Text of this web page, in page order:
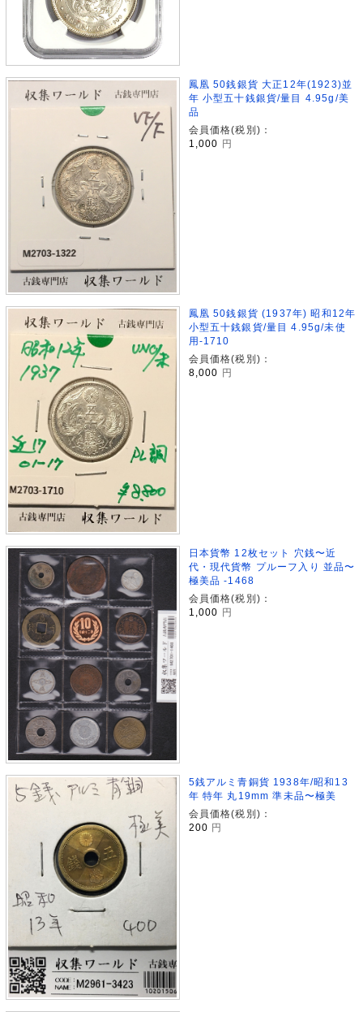
鳳凰 50銭銀貨 大正12年(1923)並
年 小型五十銭銀貨/量目 4.95g/美
品
会員価格(税別)：
1,000
円
鳳凰 50銭銀貨 (1937年) 昭和12年
小型五十銭銀貨/量目 4.95g/未使
用-1710
会員価格(税別)：
8,000 円
日本貨幣 12枚セット 穴銭〜近
代・現代貨幣 プルーフ入り 並品〜
極美品 -1468
会員価格(税別)：
1,000
円
5銭アルミ青銅貨 1938年/昭和13
年 特年 丸19mm 準未品〜極美
会員価格(税別)：
200 円